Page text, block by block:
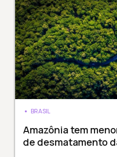
BRASIL
Amazônia tem
de desmatamento